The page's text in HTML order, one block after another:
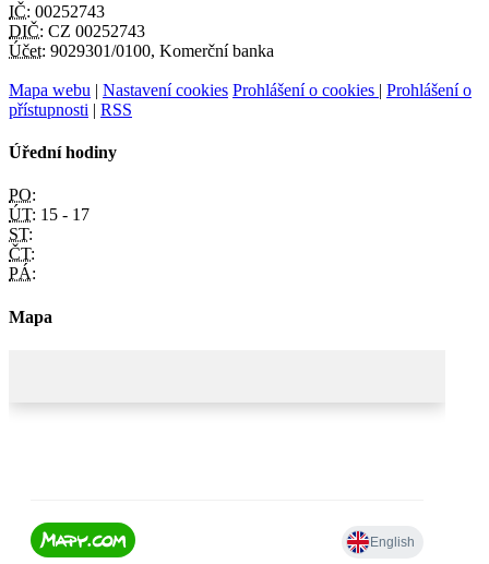
IČ: 00252743
DIČ: CZ 00252743
Účet: 9029301/0100, Komerční banka
Mapa webu | Nastavení cookies Prohlášení o cookies | Prohlášení o
přístupnosti | RSS
Úřední hodiny
PO:
ÚT: 15 - 17
ST:
ČT:
PÁ:
Mapa